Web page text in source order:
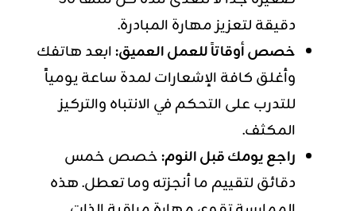
دقيقة لتعزيز مهارة المبادرة.
خصص أوقاتاً للعمل العميق:ابعد هاتفك
وأغلق كافة الإشعارات لمدة ساعة يومياً
للتدرب على التحكم في الانتباه والتركيز
المكثف.
راجع يومك قبل النوم:خصص خمس
دقائق لتقييم ما أنجزته وما تعطل. هذه